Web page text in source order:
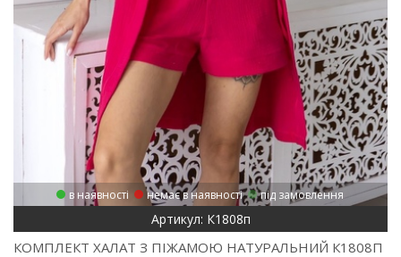
в наявності немає в наявності під замовлення
Артикул: К1808п
КОМПЛЕКТ ХАЛАТ З ПІЖАМОЮ НАТУРАЛЬНИЙ К1808П